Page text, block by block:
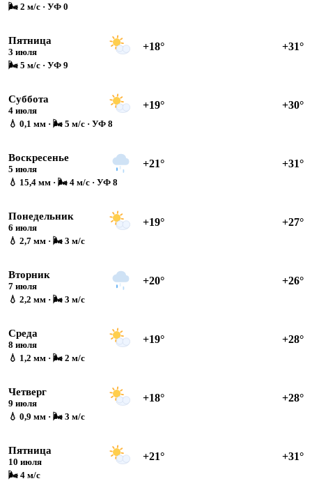
🌬 2 м/с · УФ 0
Пятница
3 июля +18° +31°
🌬 5 м/с · УФ 9
Суббота
4 июля +19° +30°
💧 0,1 мм · 🌬 5 м/с · УФ 8
Воскресенье
5 июля +21° +31°
💧 15,4 мм · 🌬 4 м/с · УФ 8
Понедельник
6 июля +19° +27°
💧 2,7 мм · 🌬 3 м/с
Вторник
7 июля +20° +26°
💧 2,2 мм · 🌬 3 м/с
Среда
8 июля +19° +28°
💧 1,2 мм · 🌬 2 м/с
Четверг
9 июля +18° +28°
💧 0,9 мм · 🌬 3 м/с
Пятница
10 июля +21° +31°
🌬 4 м/с